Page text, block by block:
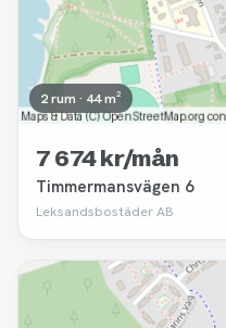
2 rum · 44 m²
7 674 kr/mån
Timmermansvägen 6
Leksandsbostäder AB